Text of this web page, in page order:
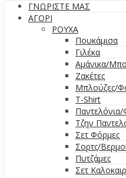
ΓΝΩΡΙΣΤΕ ΜΑΣ
ΑΓΟΡΙ
ΡΟΥΧΑ
Πουκάμισα
Γιλέκα
Αμάνικα/
Ζακέτες
Μπλούζες/
T-Shirt
Τζην
Σετ Φόρμες
Σορτς/
Πυτζάμες
Σετ